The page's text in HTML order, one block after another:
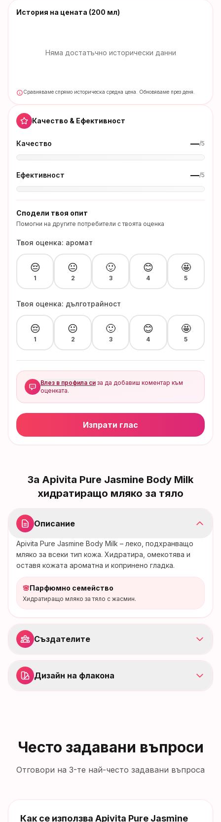
История на цената (200 мл)
Няма достатъчно исторически данни
Сравняваме спрямо историческа средна цена. Обновяваме през деня.
Качество & Ефективност
Качество —/5
Ефективност —/5
Сподели твоя опит
Помогни на другите потребители с твоята оценка
Твоя оценка: аромат
😔
1
😐
2
🙂
3
😊
4
🤩
5
Твоя оценка: дълготрайност
😔
1
😐
2
🙂
3
😊
4
🤩
5
Влез в профила си за да добавиш коментар към
оценката.
Изпрати глас
За Apivita Pure Jasmine Body Milk
хидратиращо мляко за тяло
Описание
Apivita Pure Jasmine Body Milk – леко, подхранващо
мляко за всеки тип кожа. Хидратира, омекотява и
оставя кожата ароматна и копринено гладка.
🌸Парфюмно семейство
Хидратиращо мляко за тяло с жасмин.
Създателите
Дизайн на флакона
Често задавани въпроси
Отговори на 3-те най-често задавани въпроса
Как се използва Apivita Pure Jasmine